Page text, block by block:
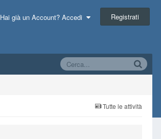
Hai già un Account? Accedi Registrati
Tutte le attività